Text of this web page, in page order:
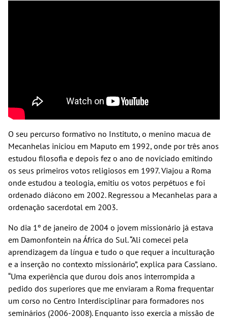
O seu percurso formativo no Instituto, o menino macua de
Mecanhelas iniciou em Maputo em 1992, onde por três anos
estudou filosofia e depois fez o ano de noviciado emitindo
os seus primeiros votos religiosos em 1997. Viajou a Roma
onde estudou a teologia, emitiu os votos perpétuos e foi
ordenado diácono em 2002. Regressou a Mecanhelas para a
ordenação sacerdotal em 2003.
No dia 1º de janeiro de 2004 o jovem missionário já estava
em Damonfontein na África do Sul. “Ali comecei pela
aprendizagem da língua e tudo o que requer a inculturação
e a inserção no contexto missionário”, explica para Cassiano.
“Uma experiência que durou dois anos interrompida a
pedido dos superiores que me enviaram a Roma frequentar
um corso no Centro Interdisciplinar para formadores nos
seminários (2006-2008). Enquanto isso exercia a missão de